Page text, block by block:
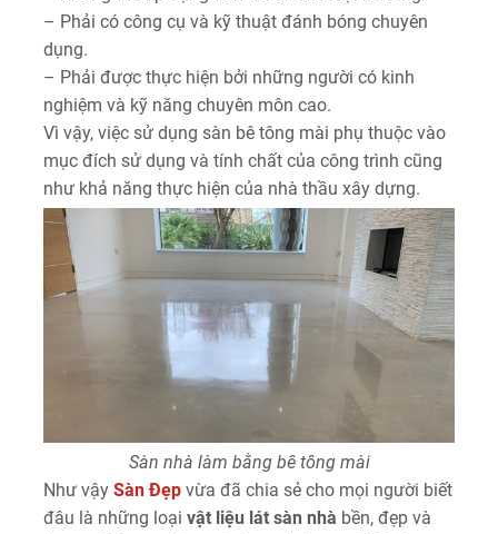
– Phải có công cụ và kỹ thuật đánh bóng chuyên
dụng.
– Phải được thực hiện bởi những người có kinh
nghiệm và kỹ năng chuyên môn cao.
Vì vậy, việc sử dụng sàn bê tông mài phụ thuộc vào
mục đích sử dụng và tính chất của công trình cũng
như khả năng thực hiện của nhà thầu xây dựng.
Sàn nhà làm bằng bê tông mài
Như vậy Sàn Đẹp vừa đã chia sẻ cho mọi người biết
đâu là những loại vật liệu lát sàn nhà bền, đẹp và